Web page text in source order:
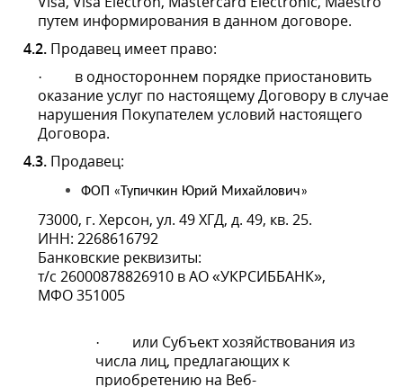
73000, г. Херсон, ул. 49 ХГД, д. 49, кв. 25.
ИНН: 2268616792
Банковские реквизиты:
МФО 351005
·
сайте
единым согласованным правилам,
изложенным в настоящем договоре
публичной оферты.*
ПРАВА И ОБЯЗАННОСТИ ПОКУПАТЕЛЯ
5.1.Покупатель обязан:
условиях настоящего Договора;
·
ознакомиться с информацией о
Товаре, размещенной на Веб-